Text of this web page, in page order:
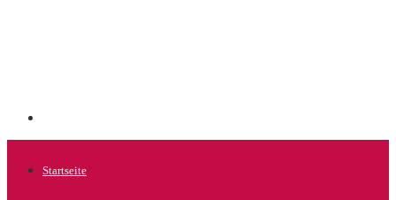
Startseite